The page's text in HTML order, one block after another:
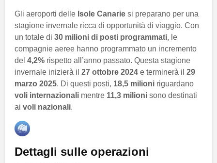
Gli aeroporti delle Isole Canarie si preparano per una
stagione invernale ricca di opportunità di viaggio. Con
un totale di 30 milioni di posti programmati, le
compagnie aeree hanno programmato un incremento
del 4,2% rispetto all’anno passato. Questa stagione
invernale inizierà il 27 ottobre 2024 e terminerà il 29
marzo 2025. Di questi posti, 18,5 milioni riguardano
voli internazionali mentre 11,3 milioni sono destinati
ai voli nazionali.
Dettagli sulle operazioni